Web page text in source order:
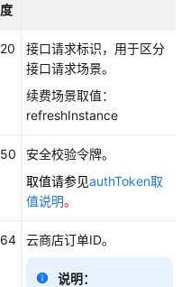
度
20
接口请求标识，用于区分
接口请求场景。
续费场景取值：
refreshInstance
50
安全校验令牌。
取值请参见authToken取
值说明。
64 云商店订单ID。
说明：